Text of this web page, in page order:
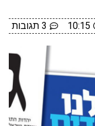
10:15 3 תגובות